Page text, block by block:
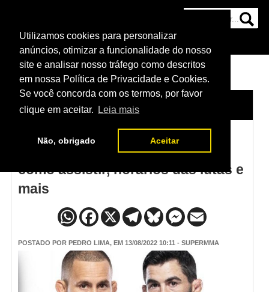
Utilizamos cookies para personalizar
anúncios, otimizar a funcionalidade do nosso
site e analisar nosso tráfego como descritos
em nossa Política de Privacidade e Cookies.
Se você concorda com os termos, por favor
clique em aceitar.
Leia mais
Não, obrigado Aceitar
NOTÍCIAS
HOME NOTÍCIAS
UFC San Diego - Vera vs Cruz:
como assistir, horários das lutas e
mais
POSTADO POR PEDRO LIMA, EM 13/08/2022 10:11 - SUPERMMA